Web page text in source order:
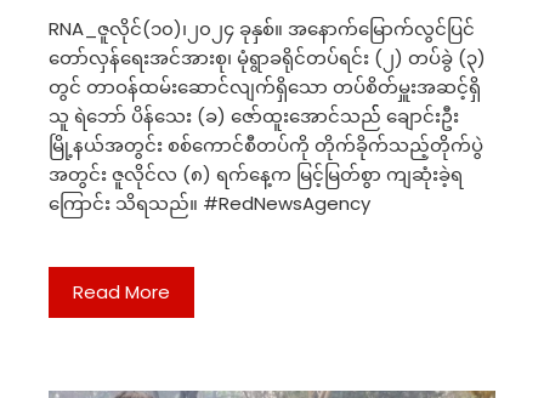
RNA_ဇူလိုင်(၁၀)၊၂၀၂၄ ခုနှစ်။ အနောက်မြောက်လွင်ပြင်
တော်လှန်ရေးအင်အားစု၊ မုံရွာခရိုင်တပ်ရင်း (၂) တပ်ခွဲ (၃)
တွင် တာဝန်ထမ်းဆောင်လျက်ရှိသော တပ်စိတ်မှူးအဆင့်ရှိ
သူ ရဲဘော် ပိန်သေး (ခ) ဇော်ထူးအောင်သည်် ချောင်းဦး
မြို့နယ်အတွင်း စစ်ကောင်စီတပ်ကို တိုက်ခိုက်သည့်တိုက်ပွဲ
အတွင်း ဇူလိုင်လ (၈) ရက်နေ့က မြင့်မြတ်စွာ ကျဆုံးခဲ့ရ
ကြောင်း သိရသည်။ #RedNewsAgency
Read More